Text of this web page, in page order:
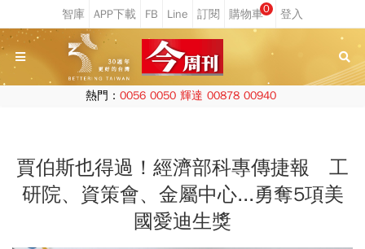
0
熱門： 0056 0050 輝達 00878 00940
賈伯斯也得過！經濟部科專傳捷報 工
研院、資策會、金屬中心...勇奪5項美
國愛迪生獎